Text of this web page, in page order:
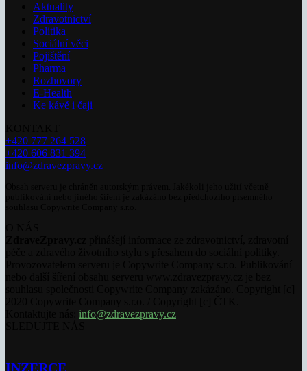
Aktuality
Zdravotnictví
Politika
Sociální věci
Pojištění
Pharma
Rozhovory
E-Health
Ke kávě i čaji
+420 777 264 528
+420 606 831 394
info@zdravezpravy.cz
info@zdravezpravy.cz
INZERCE